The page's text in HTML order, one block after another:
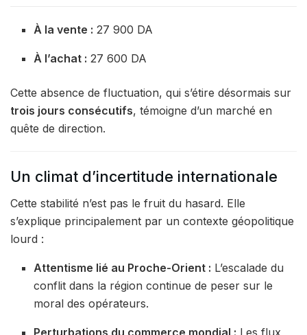
À la vente : 27 900 DA
À l’achat : 27 600 DA
Cette absence de fluctuation, qui s’étire désormais sur
trois jours consécutifs, témoigne d’un marché en
quête de direction.
Un climat d’incertitude internationale
Cette stabilité n’est pas le fruit du hasard. Elle
s’explique principalement par un contexte géopolitique
lourd :
Attentisme lié au Proche-Orient : L’escalade du
conflit dans la région continue de peser sur le
moral des opérateurs.